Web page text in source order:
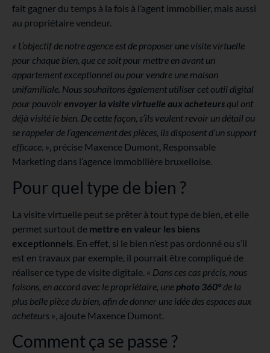
fait gagner du temps à la fois à l’agent immobilier, mais aussi
au propriétaire vendeur.
« L’objectif de notre agence est de proposer une visite virtuelle
pour chaque bien, que ce soit pour mettre en avant un
appartement exceptionnel ou pour vendre une maison
unifamiliale. Nous souhaitons également utiliser cet outil digital
pour pouvoirenvoyer la visite virtuelle aux acheteursqui ont
déjà visité le bien. De cette façon, s’ils veulent revoir un détail ou
se rappeler de l’agencement des pièces, ils disposent d’un support
efficace. », précise Maxence Dumont, Responsable
Marketing dans l’agence immobilière bruxelloise.
Pour quel type de bien ?
La visite virtuelle peut se prêter à tout type de bien, et elle
permet surtout de mettre en valeur les biens
exceptionnels . En effet, si le bien n’est pas ordonné ou s’il
est en travaux par exemple, il pourrait être compliqué de
réaliser ce type de visite digitale. « Dans ces cas précis, nous
faisons, en accord avec le propriétaire, une photo 360°de la
plus belle pièce du bien, afin de donner une idée des espaces aux
acheteurs » , ajoute Maxence Dumont.
Comment ça se passe ?